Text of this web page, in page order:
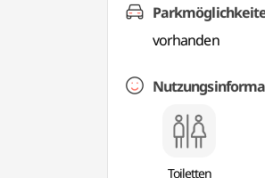
vorhanden
Toiletten